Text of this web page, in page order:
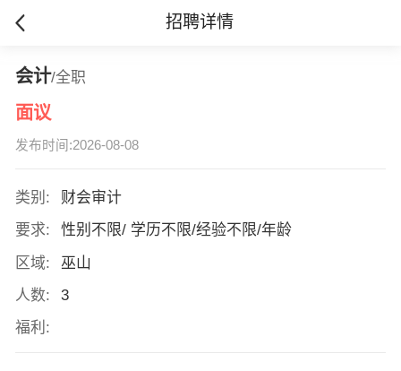
招聘详情
会计/全职
面议
发布时间:2026-08-08
类别:
财会审计
要求:
性别不限/ 学历不限/经验不限/年龄
区域:
巫山
人数:
3
福利: